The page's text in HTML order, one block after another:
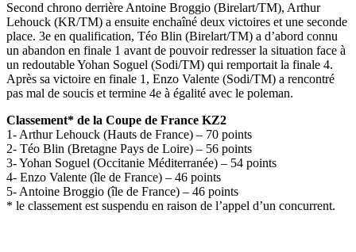
Second chrono derrière Antoine Broggio (Birelart/TM), Arthur
Lehouck (KR/TM) a ensuite enchaîné deux victoires et une seconde
place. 3e en qualification, Téo Blin (Birelart/TM) a d’abord connu
un abandon en finale 1 avant de pouvoir redresser la situation face à
un redoutable Yohan Soguel (Sodi/TM) qui remportait la finale 4.
Après sa victoire en finale 1, Enzo Valente (Sodi/TM) a rencontré
pas mal de soucis et termine 4e à égalité avec le poleman.
Classement* de la Coupe de France KZ2
1- Arthur Lehouck (Hauts de France) – 70 points
2- Téo Blin (Bretagne Pays de Loire) – 56 points
3- Yohan Soguel (Occitanie Méditerranée) – 54 points
4- Enzo Valente (île de France) – 46 points
5- Antoine Broggio (île de France) – 46 points
* le classement est suspendu en raison de l’appel d’un concurrent.